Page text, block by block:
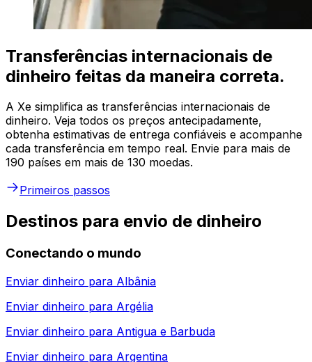
Transferências internacionais de
dinheiro feitas da maneira correta.
A Xe simplifica as transferências internacionais de
dinheiro. Veja todos os preços antecipadamente,
obtenha estimativas de entrega confiáveis e acompanhe
cada transferência em tempo real. Envie para mais de
190 países em mais de 130 moedas.
Primeiros passos
Destinos para envio de dinheiro
Conectando o mundo
Enviar dinheiro para Albânia
Enviar dinheiro para Argélia
Enviar dinheiro para Antigua e Barbuda
Enviar dinheiro para Argentina